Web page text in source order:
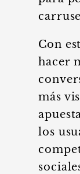
Con
hacer
más
los